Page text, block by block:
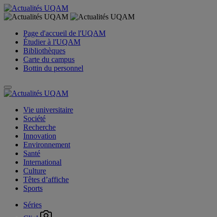
Page d'accueil de l'UQAM
Étudier à l'UQAM
Bibliothèques
Carte du campus
Bottin du personnel
Vie universitaire
Société
Recherche
Innovation
Environnement
Santé
International
Culture
Têtes d’affiche
Sports
Séries